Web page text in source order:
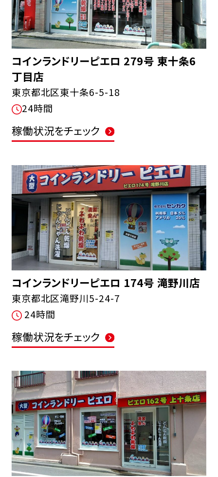
コインランドリーピエロ 279号 東十条6
丁目店
東京都北区東十条6-5-18
24時間
稼働状況をチェック
コインランドリーピエロ 174号 滝野川店
東京都北区滝野川5-24-7
24時間
稼働状況をチェック